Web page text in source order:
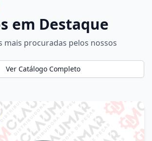
em Destaque
mais procuradas pelos nossos
Ver Catálogo Completo